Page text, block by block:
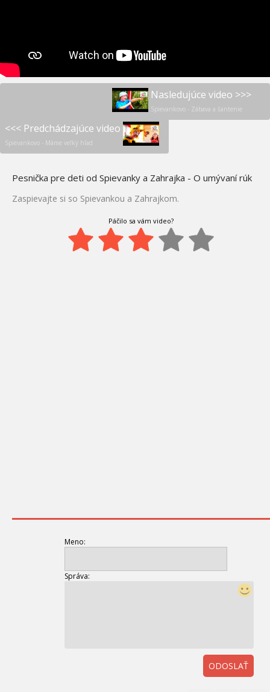
Nasledujúce video >>>
Spievankovo - Zábava a šantenie
<<< Predchádzajúce video
Spievankovo - Máme veľký hlad
Pesnička pre deti od Spievanky a Zahrajka - O umývaní rúk
Zaspievajte si so Spievankou a Zahrajkom.
Páčilo sa vám video?
Meno:
Správa:
ODOSLAŤ